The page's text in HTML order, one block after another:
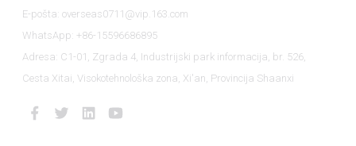
E-pošta: overseas0711@vip.163.com
WhatsApp: +86-15596686895
Adresa: C1-01, Zgrada 4, Industrijski park informacija, br. 526,
Cesta Xitai, Visokotehnološka zona, Xi'an, Provincija Shaanxi